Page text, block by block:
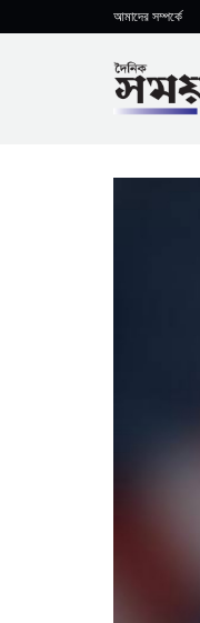
আমাদের সম্পর্কে